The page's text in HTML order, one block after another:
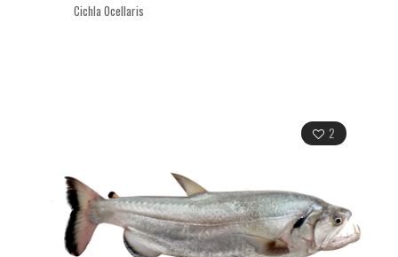
Cichla Ocellaris
2